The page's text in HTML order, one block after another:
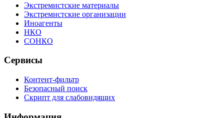
Экстремистские материалы
Экстремистские организации
Иноагенты
НКО
СОНКО
Сервисы
Контент-фильтр
Безопасный поиск
Скрипт для слабовидящих